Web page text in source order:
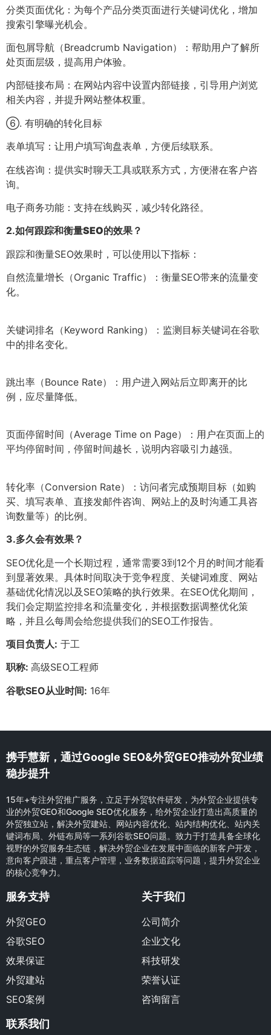
分类页面优化：为每个产品分类页面进行关键词优化，增加
搜索引擎曝光机会。
面包屑导航（Breadcrumb Navigation）：帮助用户了解所
处页面层级，提高用户体验。
内部链接布局：在网站内容中设置内部链接，引导用户浏览
相关内容，并提升网站整体权重。
⑥. 有明确的转化目标
表单填写：让用户填写询盘表单，方便后续联系。
在线咨询：提供实时聊天工具或联系方式，方便潜在客户咨
询。
电子商务功能：支持在线购买，减少转化路径。
2.如何跟踪和衡量SEO的效果？
跟踪和衡量SEO效果时，可以使用以下指标：
自然流量增长（Organic Traffic）：衡量SEO带来的流量变
化。
关键词排名（Keyword Ranking）：监测目标关键词在谷歌
中的排名变化。
跳出率（Bounce Rate）：用户进入网站后立即离开的比
例，应尽量降低。
页面停留时间（Average Time on Page）：用户在页面上的
平均停留时间，停留时间越长，说明内容吸引力越强。
转化率（Conversion Rate）：访问者完成预期目标（如购
买、填写表单、直接发邮件咨询、网站上的及时沟通工具咨
询数量等）的比例。
3.多久会有效果？
SEO优化是一个长期过程，通常需要3到12个月的时间才能看
到显著效果。具体时间取决于竞争程度、关键词难度、网站
基础优化情况以及SEO策略的执行效果。在SEO优化期间，
我们会定期监控排名和流量变化，并根据数据调整优化策
略，并且么每周会给您提供我们的SEO工作报告。
项目负责人: 于工
职称: 高级SEO工程师
谷歌SEO从业时间: 16年
携手慧新，通过Google SEO&外贸GEO推动外贸业绩
稳步提升
15年+专注外贸推广服务，立足于外贸软件研发，为外贸企业提供专
业的外贸GEO和Google SEO优化服务，给外贸企业打造出高质量的
外贸独立站，解决外贸建站、网站内容优化、站内结构优化、站内关
键词布局、外链布局等一系列谷歌SEO问题。致力于打造具备全球化
视野的外贸服务生态链，解决外贸企业在发展中面临的新客户开发，
意向客户跟进，重点客户管理，业务数据追踪等问题，提升外贸企业
的核心竞争力。
服务支持
外贸GEO
谷歌SEO
效果保证
外贸建站
SEO案例
关于我们
公司简介
企业文化
科技研发
荣誉认证
咨询留言
联系我们